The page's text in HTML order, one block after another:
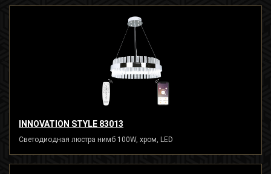
INNOVATION STYLE 83013
Светодиодная люстра нимб 100W, хром, LED